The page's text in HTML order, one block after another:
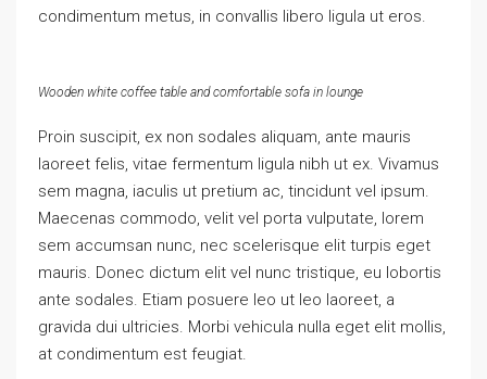
condimentum metus, in convallis libero ligula ut eros.
Wooden white coffee table and comfortable sofa in lounge
Proin suscipit, ex non sodales aliquam, ante mauris
laoreet felis, vitae fermentum ligula nibh ut ex. Vivamus
sem magna, iaculis ut pretium ac, tincidunt vel ipsum.
Maecenas commodo, velit vel porta vulputate, lorem
sem accumsan nunc, nec scelerisque elit turpis eget
mauris. Donec dictum elit vel nunc tristique, eu lobortis
ante sodales. Etiam posuere leo ut leo laoreet, a
gravida dui ultricies. Morbi vehicula nulla eget elit mollis,
at condimentum est feugiat.